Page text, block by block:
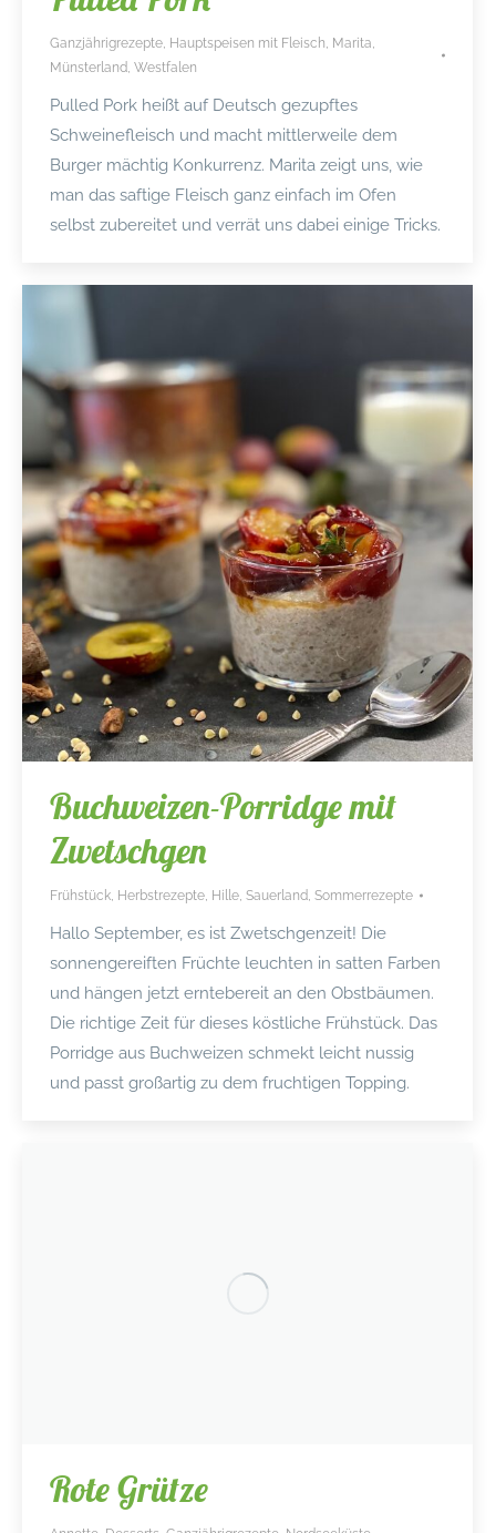
Ganzjährigrezepte Hauptspeisen mit Fleisch Marita
Münsterland Westfalen
Pulled Pork heißt auf Deutsch gezupftes
Schweinefleisch und macht mittlerweile dem
Burger mächtig Konkurrenz. Marita zeigt uns, wie
man das saftige Fleisch ganz einfach im Ofen
selbst zubereitet und verrät uns dabei einige Tricks.
Buchweizen-Porridge mit
Zwetschgen
Frühstück Herbstrezepte Hille Sauerland Sommerrezepte
Hallo September, es ist Zwetschgenzeit! Die
sonnengereiften Früchte leuchten in satten Farben
und hängen jetzt erntebereit an den Obstbäumen.
Die richtige Zeit für dieses köstliche Frühstück. Das
Porridge aus Buchweizen schmekt leicht nussig
und passt großartig zu dem fruchtigen Topping.
Rote Grütze